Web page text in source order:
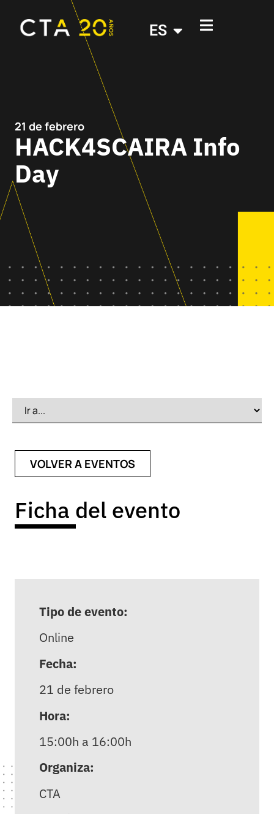
ES
21 de febrero
HACK4SCAIRA Info
Day
VOLVER A EVENTOS
Ficha del evento
Tipo de evento:
Online
Fecha:
21 de febrero
Hora:
15:00h a 16:00h
Organiza:
CTA